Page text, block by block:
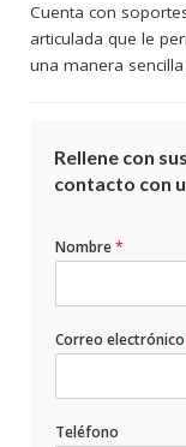
Cuenta con
articulada que le
una manera
Rellene con
contacto con
Nombre*
Correo electrónico
Teléfono